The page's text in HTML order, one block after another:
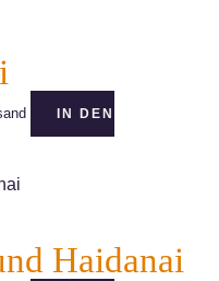
IN DEN
Haidanai